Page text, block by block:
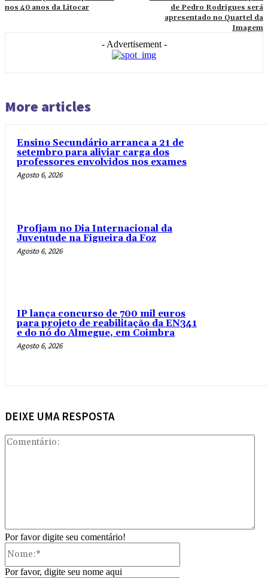
nos 40 anos da Litocar
de Pedro Rodrigues será
apresentado no Quartel da
Imagem
- Advertisement -
More articles
Ensino Secundário arranca a 21 de
setembro para aliviar carga dos
professores envolvidos nos exames
Agosto 6, 2026
Profjam no Dia Internacional da
Juventude na Figueira da Foz
Agosto 6, 2026
IP lança concurso de 700 mil euros
para projeto de reabilitação da EN341
e do nó do Almegue, em Coimbra
Agosto 6, 2026
DEIXE UMA RESPOSTA
Por favor digite seu comentário!
Por favor, digite seu nome aqui